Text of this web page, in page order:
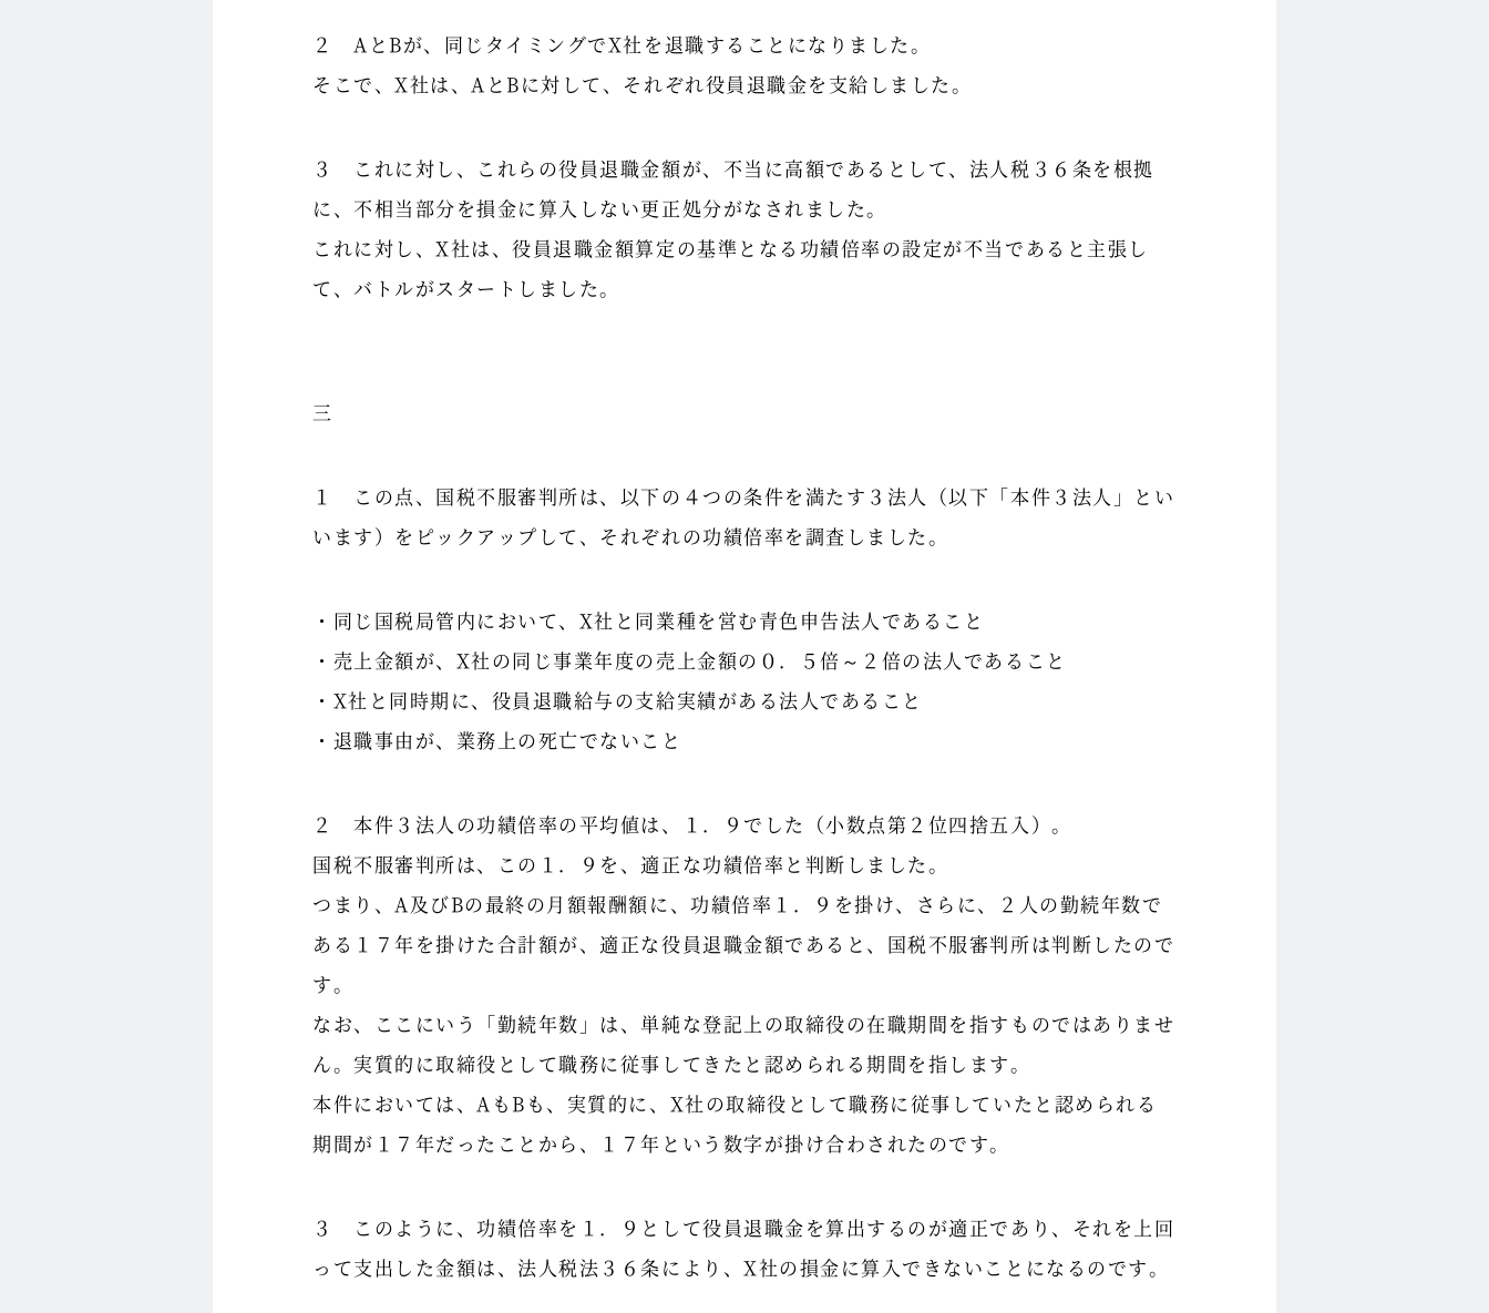
２ AとBが、同じタイミングでX社を退職することになりました。
そこで、X社は、AとBに対して、それぞれ役員退職金を支給しました。
３ これに対し、これらの役員退職金額が、不当に高額であるとして、法人税３６条を根拠
に、不相当部分を損金に算入しない更正処分がなされました。
これに対し、X社は、役員退職金額算定の基準となる功績倍率の設定が不当であると主張し
て、バトルがスタートしました。
三
１ この点、国税不服審判所は、以下の４つの条件を満たす３法人（以下「本件３法人」とい
います）をピックアップして、それぞれの功績倍率を調査しました。
・同じ国税局管内において、X社と同業種を営む青色申告法人であること
・売上金額が、X社の同じ事業年度の売上金額の０．５倍～２倍の法人であること
・X社と同時期に、役員退職給与の支給実績がある法人であること
・退職事由が、業務上の死亡でないこと
２ 本件３法人の功績倍率の平均値は、１．９でした（小数点第２位四捨五入）。
国税不服審判所は、この１．９を、適正な功績倍率と判断しました。
つまり、A及びBの最終の月額報酬額に、功績倍率１．９を掛け、さらに、２人の勤続年数で
ある１７年を掛けた合計額が、適正な役員退職金額であると、国税不服審判所は判断したので
す。
なお、ここにいう「勤続年数」は、単純な登記上の取締役の在職期間を指すものではありませ
ん。実質的に取締役として職務に従事してきたと認められる期間を指します。
本件においては、AもBも、実質的に、X社の取締役として職務に従事していたと認められる
期間が１７年だったことから、１７年という数字が掛け合わされたのです。
３ このように、功績倍率を１．９として役員退職金を算出するのが適正であり、それを上回
って支出した金額は、法人税法３６条により、X社の損金に算入できないことになるのです。